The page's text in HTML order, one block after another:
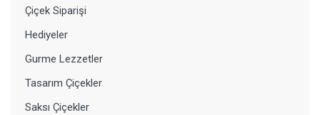
Çiçek Siparişi
Hediyeler
Gurme Lezzetler
Tasarım Çiçekler
Saksı Çiçekler